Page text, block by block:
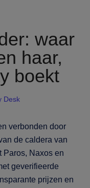
waar
je
haar,
nagels
beauty
de
kust
boekt
waar
haar,
boekt
Desk
verbonden door
de caldera van
Paros, Naxos en
geverifieerde
prijzen en